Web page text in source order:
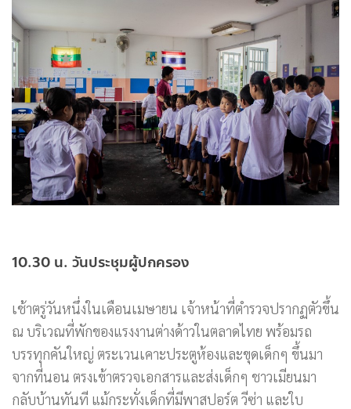
10.30 น. วันประชุมผู้ปกครอง
เช้าตรู่วันหนึ่งในเดือนเมษายน เจ้าหน้าที่ตำรวจปรากฏตัวขึ้น
ณ บริเวณที่พักของแรงงานต่างด้าวในตลาดไทย พร้อมรถ
บรรทุกคันใหญ่ ตระเวนเคาะประตูห้องและขุดเด็กๆ ขึ้นมา
จากที่นอน ตรงเข้าตรวจเอกสารและส่งเด็กๆ ชาวเมียนมา
กลับบ้านทันที แม้กระทั่งเด็กที่มีพาสปอร์ต วีซ่า และใบ